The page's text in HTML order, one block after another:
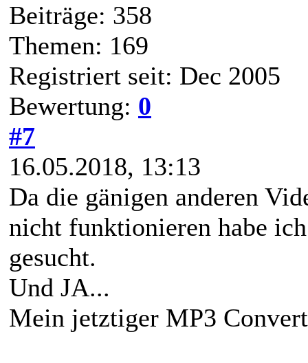
Beiträge: 358
Themen: 169
Registriert seit: Dec 2005
Bewertung: 0
#7
16.05.2018, 13:13
Da die gänigen anderen
nicht funktionieren habe
gesucht.
Und JA...
Mein jetztiger MP3